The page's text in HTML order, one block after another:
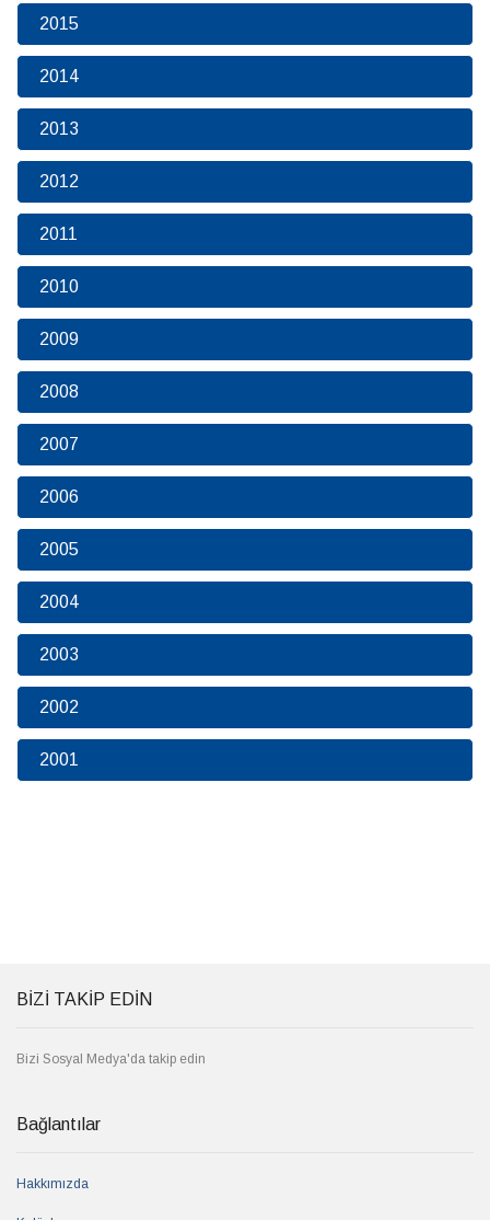
2015
2014
2013
2012
2011
2010
2009
2008
2007
2006
2005
2004
2003
2002
2001
BİZİ TAKİP EDİN
Bizi Sosyal Medya'da takip edin
Bağlantılar
Hakkımızda